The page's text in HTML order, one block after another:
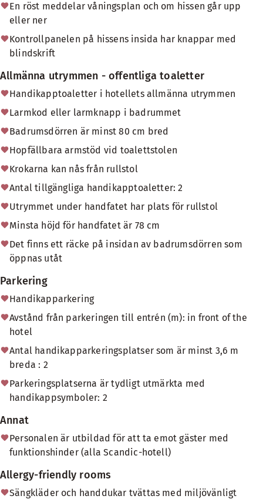
En röst meddelar våningsplan och om hissen går upp
eller ner
Kontrollpanelen på hissens insida har knappar med
blindskrift
Allmänna utrymmen - offentliga toaletter
Handikapptoaletter i hotellets allmänna utrymmen
Larmkod eller larmknapp i badrummet
Badrumsdörren är minst 80 cm bred
Hopfällbara armstöd vid toalettstolen
Krokarna kan nås från rullstol
Antal tillgängliga handikapptoaletter: 2
Utrymmet under handfatet har plats för rullstol
Minsta höjd för handfatet är 78 cm
Det finns ett räcke på insidan av badrumsdörren som
öppnas utåt
Parkering
Handikapparkering
Avstånd från parkeringen till entrén (m): in front of the
hotel
Antal handikapparkeringsplatser som är minst 3,6 m
breda : 2
Parkeringsplatserna är tydligt utmärkta med
handikappsymboler: 2
Annat
Personalen är utbildad för att ta emot gäster med
funktionshinder (alla Scandic-hotell)
Allergy-friendly rooms
Sängkläder och handdukar tvättas med miljövänligt